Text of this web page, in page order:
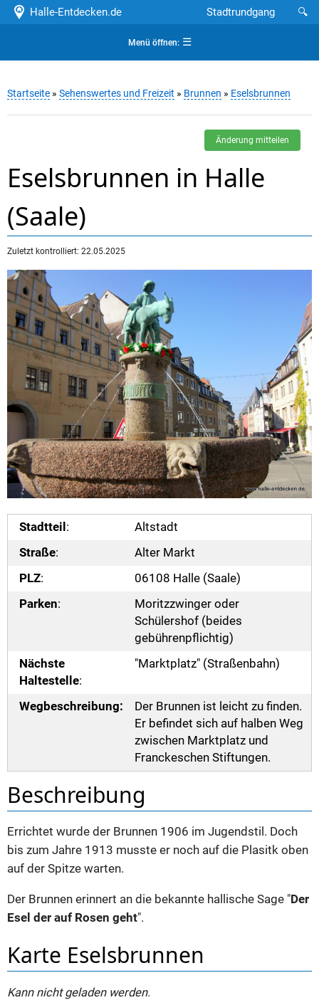
Halle-Entdecken.de 🔍
Stadtrundgang
Menü öffnen:☰
Startseite » Sehenswertes und Freizeit » Brunnen » Eselsbrunnen
Änderung mitteilen
Eselsbrunnen in Halle
(Saale)
Zuletzt kontrolliert: 22.05.2025
Stadtteil :
Altstadt
Straße:
Alter Markt
PLZ:
06108 Halle (Saale)
Parken:
Moritzzwinger oder
Schülershof (beides
gebührenpflichtig)
Nächste
Haltestelle:
"Marktplatz" (Straßenbahn)
Wegbeschreibung:
Der Brunnen ist leicht zu finden.
Er befindet sich auf halben Weg
zwischen Marktplatz und
Franckeschen Stiftungen.
Beschreibung
Errichtet wurde der Brunnen 1906 im Jugendstil. Doch
bis zum Jahre 1913 musste er noch auf die Plasitk oben
auf der Spitze warten.
Der Brunnen erinnert an die bekannte hallische Sage "Der
Esel der auf Rosen geht".
Karte Eselsbrunnen
Kann nicht geladen werden.